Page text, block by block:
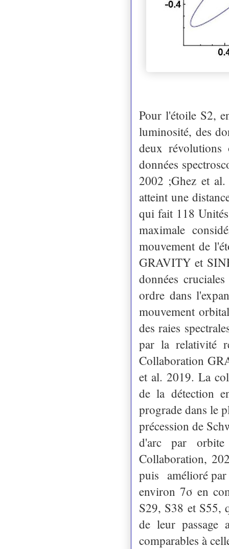
Pour l'étoile S2,
luminosité, des
deux
données
2002 ;Ghez et
atteint une
qui fait 118
maximale
mouvement de
GRAVITY et
données
ordre dans
mouvement
des raies
par la relativité
Collaboration
et al. 2019. La
de la détection
prograde dans le
précession de
d'arc par
Collaboration,
puis amélioré par
environ 7σ en
S29, S38 et S55,
de leur passage
comparables à